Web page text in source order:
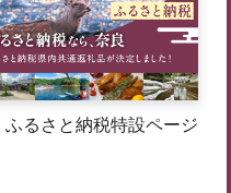
ふるさと納税特設ページ